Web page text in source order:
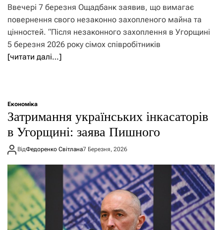
Ввечері 7 березня Ощадбанк заявив, що вимагає
повернення свого незаконно захопленого майна та
цінностей. “Після незаконного захоплення в Угорщині
5 березня 2026 року сімох співробітників
[читати далі…]
Економіка
Затримання українських інкасаторів
в Угорщині: заява Пишного
ВідФедоренко Світлана7 Березня, 2026